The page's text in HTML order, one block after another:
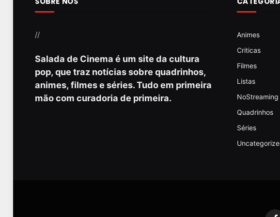
//
Salada de Cinema é um site da cultura
pop, que traz notícias sobre quadrinhos,
animes, filmes e séries. Tudo em primeira
mão com curadoria de primeira.
Animes
Criticas
Filmes
Listas
NoStreaming
Quadrinhos
Séries